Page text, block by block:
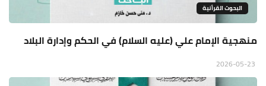
البحوث القرأنية
منهجية الإمام علي (عليه السلام) في الحكم وإدارة البلاد